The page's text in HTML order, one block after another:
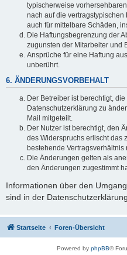
typischerweise
nach auf die
auch für mittelbare Schäden,
Die Haftungsbegrenzung der
zugunsten der Mitarbeiter und
Ansprüche für eine Haftung
unberührt.
6. ÄNDERUNGSVORBEHALT
Der Betreiber ist berechtigt,
Datenschutzerklärung zu
Mail mitgeteilt.
Der Nutzer ist berechtigt, den
des Widerspruchs erlischt das
bestehende Vertragsverhältnis
Die Änderungen gelten als
den Änderungen zugestimmt
Informationen über den
sind in der
Startseite Foren-Übersicht
Powered by phpBB®